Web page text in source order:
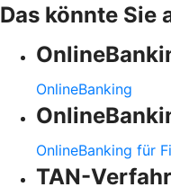
Das könnte Sie
OnlineBanking
OnlineBanking für
TAN-